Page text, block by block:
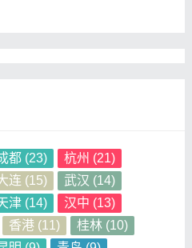
都(23) 杭州 (21)
连 (15) 武汉 (14)
津(14) 汉中 (13)
香港(11) 桂林(10)